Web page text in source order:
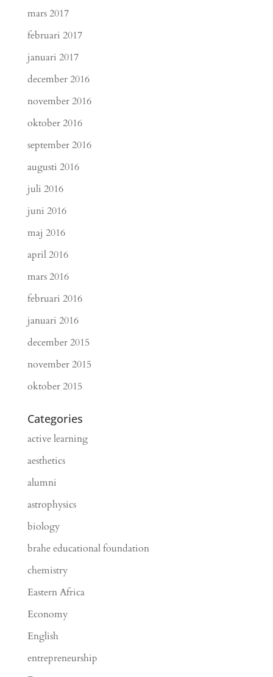
mars 2017
februari 2017
januari 2017
december 2016
november 2016
oktober 2016
september 2016
augusti 2016
juli 2016
juni 2016
maj 2016
april 2016
mars 2016
februari 2016
januari 2016
december 2015
november 2015
oktober 2015
Categories
active learning
aesthetics
alumni
astrophysics
biology
brahe educational foundation
chemistry
Eastern Africa
Economy
English
entrepreneurship